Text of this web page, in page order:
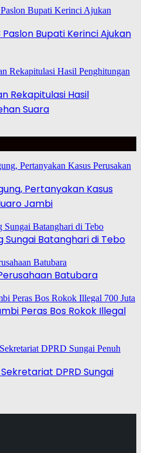
Bupati Kerinci Ajukan
Rekapitulasi Hasil
Suara
Pertanyakan Kasus
Jambi
Sungai Batanghari di Tebo
Batubara
Peras Bos Rokok Illegal
DPRD Sungai